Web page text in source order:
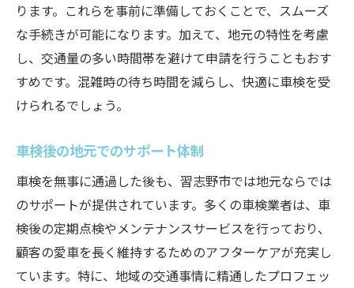
ります。これらを事前に準備しておくことで、スムーズ
な手続きが可能になります。加えて、地元の特性を考慮
し、交通量の多い時間帯を避けて申請を行うこともおす
すめです。混雑時の待ち時間を減らし、快適に車検を受
けられるでしょう。
車検後の地元でのサポート体制
車検を無事に通過した後も、習志野市では地元ならでは
のサポートが提供されています。多くの車検業者は、車
検後の定期点検やメンテナンスサービスを行っており、
顧客の愛車を長く維持するためのアフターケアが充実し
ています。特に、地域の交通事情に精通したプロフェッ